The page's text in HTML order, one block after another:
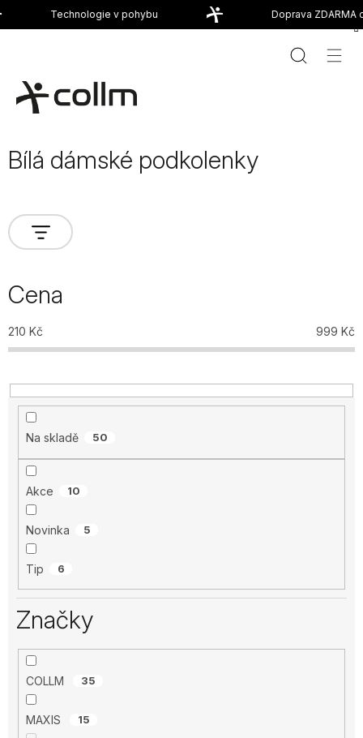
Technologie v pohybu Doprava ZDARMA
Bílá dámské podkolenky
Cena
210 Kč 999 Kč
Na skladě 50
Akce 10
Novinka 5
Tip 6
Značky
COLLM 35
MAXIS 15